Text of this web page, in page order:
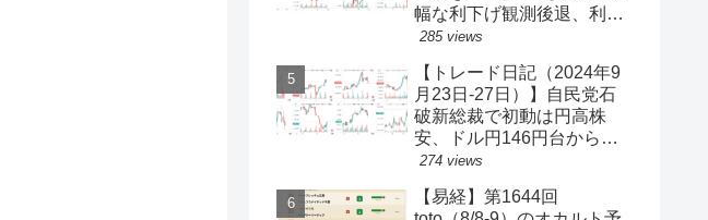
幅な利下げ観測後退、利回
り上昇・ドル買い、ダウと
円149円台【ゆるゆる投機
339】
285 views
【トレード日記（2024年9
月23日-27日）】自民党石
破新総裁で初動は円高株
安、ドル円146円台から一
気に142円台へ【ゆるゆる
274 views
【易経】第1644回